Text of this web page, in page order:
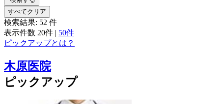
すべてクリア
検索結果: 52 件
表示件数 20件 | 50件
ピックアップとは？
木原医院
ピックアップ